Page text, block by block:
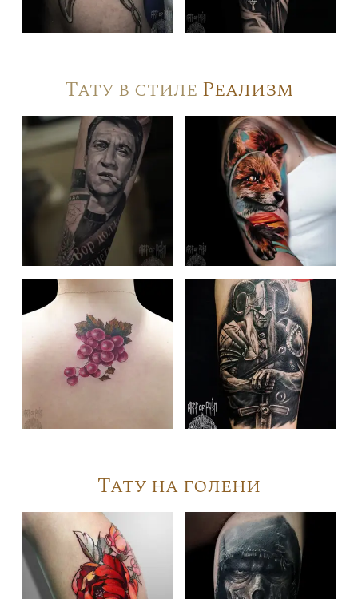
Тату в стиле Реализм
Тату на голени